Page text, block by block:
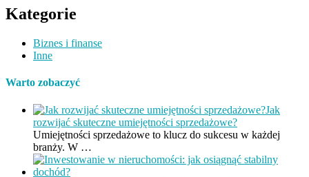
Kategorie
Biznes i finanse
Inne
Warto zobaczyć
Jak
rozwijać skuteczne umiejętności sprzedażowe?
Umiejętności sprzedażowe to klucz do sukcesu w każdej
branży. W …